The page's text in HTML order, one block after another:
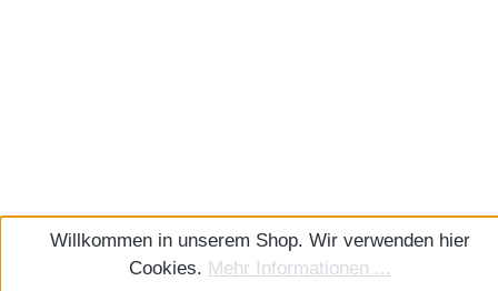
Willkommen in unserem Shop. Wir verwenden hier
Cookies. Mehr Informationen ...